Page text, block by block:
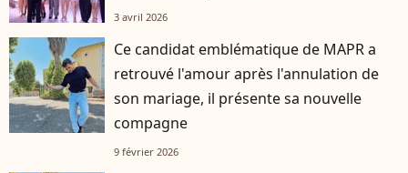
3 avril 2026
Ce candidat emblématique de MAPR a
retrouvé l'amour après l'annulation de
son mariage, il présente sa nouvelle
compagne
9 février 2026